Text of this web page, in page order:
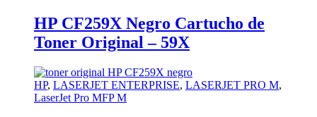
HP CF259X Negro Cartucho de
Toner Original – 59X
HP, LASERJET ENTERPRISE, LASERJET PRO M,
LaserJet Pro MFP M